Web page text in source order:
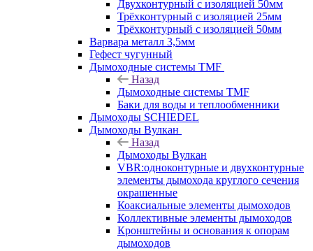
Двухконтурный с изоляцией 50мм
Трёхконтурный с изоляцией 25мм
Трёхконтурный с изоляцией 50мм
Варвара металл 3,5мм
Гефест чугунный
Дымоходные системы TMF
Назад
Дымоходные системы TMF
Баки для воды и теплообменники
Дымоходы SCHIEDEL
Дымоходы Вулкан
Назад
Дымоходы Вулкан
VBR:одноконтурные и двухконтурные
элементы дымохода круглого сечения
окрашенные
Коаксиальные элементы дымоходов
Коллективные элементы дымоходов
Кронштейны и основания к опорам
дымоходов